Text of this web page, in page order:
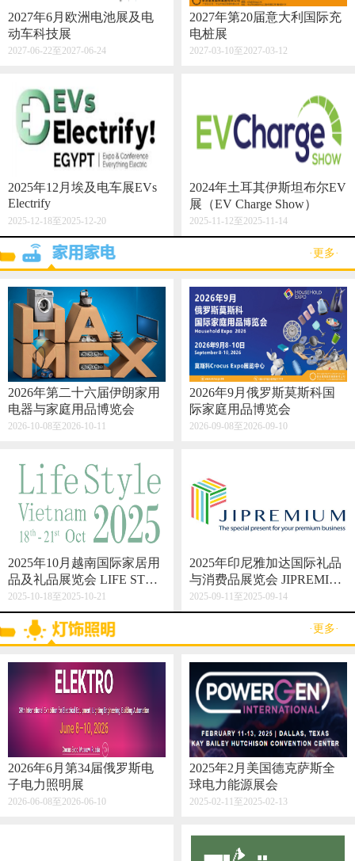
2027年6月欧洲电池展及电
动车科技展
2027-06-22至2027-06-24
2027年第20届意大利国际充
电桩展
2027-03-10至2027-03-12
2025年12月埃及电车展EVs
Electrify
2025-12-18至2025-12-20
2024年土耳其伊斯坦布尔EV
展（EV Charge Show）
2025-11-12至2025-11-14
·更多·
2026年第二十六届伊朗家用
电器与家庭用品博览会
2026-10-08至2026-10-11
2026年9月俄罗斯莫斯科国
际家庭用品博览会
2026-09-08至2026-09-10
2025年10月越南国际家居用
品及礼品展览会 LIFE STYL
E VIETNAM 2025
2025-10-18至2025-10-21
2025年印尼雅加达国际礼品
与消费品展览会 JIPREMIU
M
2025-09-11至2025-09-14
·更多·
2026年6月第34届俄罗斯电
子电力照明展
2026-06-08至2026-06-10
2025年2月美国德克萨斯全
球电力能源展会
2025-02-11至2025-02-13